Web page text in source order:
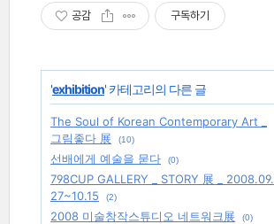
공감 구독하기
'exhibition' 카테고리의 다른 글
The Soul of Korean Contemporary Art _
그림좋다 展
(10)
선배에게 예술을 묻다
(0)
798CUP GALLERY _ STORY 展 _ 2008.09.
27~10.15
(2)
2008 미술창작스튜디오 네트워크展
(0)